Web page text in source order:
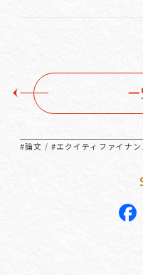
一
#論文 /#エクイティファイナン